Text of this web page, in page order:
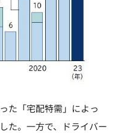
た「宅配特需」によっ
た。一方で、ドライバー